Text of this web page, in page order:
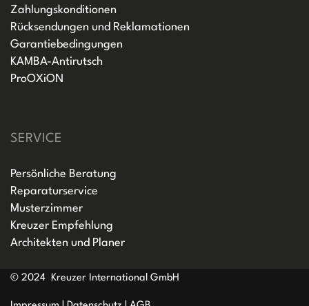
Zahlungskonditionen
Rücksendungen und Reklamationen
Garantiebedingungen
KAMBA-Antirutsch
ProOXiON
SERVICE
Persönliche Beratung
Reparaturservice
Musterzimmer
Kreuzer Empfehlung
Architekten und Planer
© 2024 Kreuzer International GmbH